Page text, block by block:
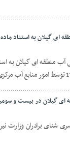
گیلان در بیست و
برادران وزارت